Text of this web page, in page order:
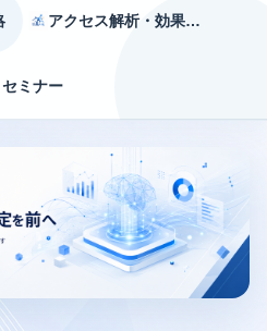
アクセス解析・効果測定
セミナー